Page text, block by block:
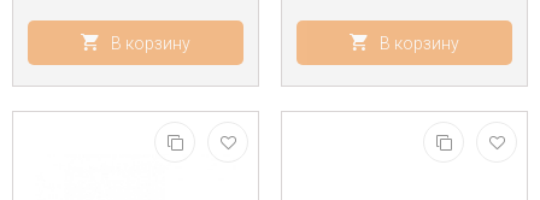
В корзину В корзину